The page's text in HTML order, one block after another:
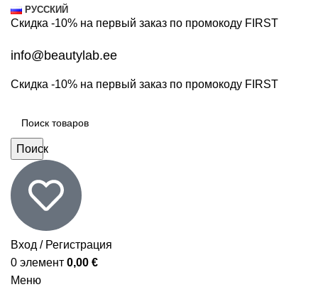
РУССКИЙ
Скидка -10% на первый заказ по промокоду FIRST
info@beautylab.ee
Скидка -10% на первый заказ по промокоду FIRST
Поиск
Вход / Регистрация
0 элемент 0,00 €
Меню